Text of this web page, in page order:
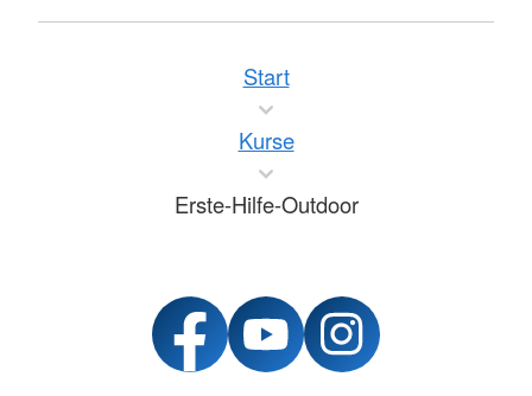
Start
Kurse
Erste-Hilfe-Outdoor